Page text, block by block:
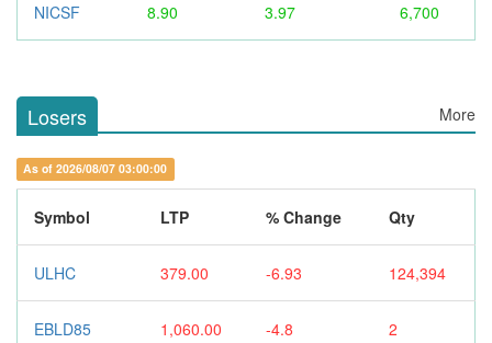
NICSF 8.90 3.97 6,700
Losers More
As of 2026/08/07 03:00:00
Symbol LTP % Change Qty
ULHC 379.00 -6.93 124,394
EBLD85 1,060.00 -4.8 2